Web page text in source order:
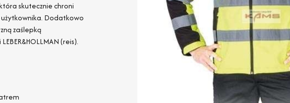
skutecznie chroni
Dodatkowo
zaślepką
(reis).